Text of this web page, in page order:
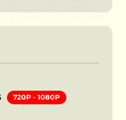
720P - 1080P